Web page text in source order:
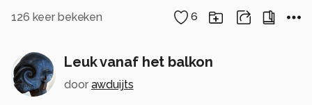
126 keer bekeken 6
Leuk vanaf het balkon
door awduijts